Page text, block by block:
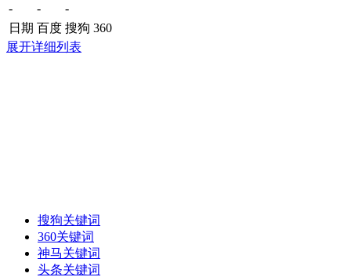
-
-
-
日期 百度 搜狗 360
展开详细列表
搜狗关键词
360关键词
神马关键词
头条关键词